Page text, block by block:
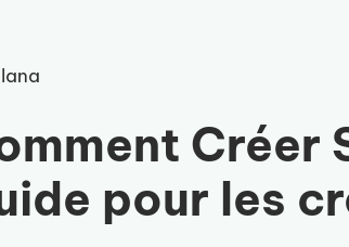
Créer
pour les